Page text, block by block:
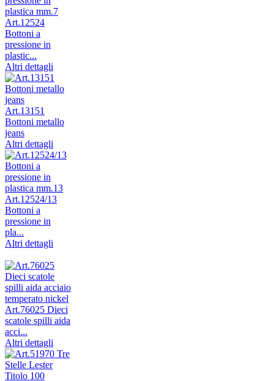
Art.12524
Bottoni a
pressione in
plastic...
Altri dettagli
Art.13151
Bottoni metallo
jeans
Altri dettagli
Art.12524/13
Bottoni a
pressione in
pla...
Altri dettagli
Art.76025 Dieci
scatole spilli aida
acci...
Altri dettagli